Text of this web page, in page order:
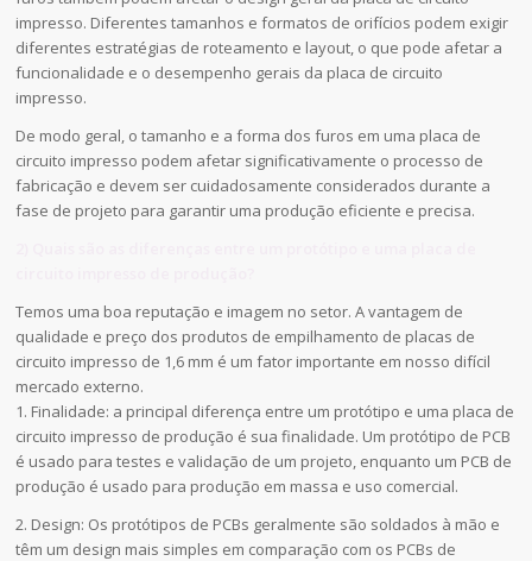
impresso. Diferentes tamanhos e formatos de orifícios podem exigir
diferentes estratégias de roteamento e layout, o que pode afetar a
funcionalidade e o desempenho gerais da placa de circuito
impresso.
De modo geral, o tamanho e a forma dos furos em uma placa de
circuito impresso podem afetar significativamente o processo de
fabricação e devem ser cuidadosamente considerados durante a
fase de projeto para garantir uma produção eficiente e precisa.
Temos uma boa reputação e imagem no setor. A vantagem de
qualidade e preço dos produtos de empilhamento de placas de
circuito impresso de 1,6 mm é um fator importante em nosso difícil
mercado externo.
1. Finalidade: a principal diferença entre um protótipo e uma placa de
circuito impresso de produção é sua finalidade. Um protótipo de PCB
é usado para testes e validação de um projeto, enquanto um PCB de
produção é usado para produção em massa e uso comercial.
2. Design: Os protótipos de PCBs geralmente são soldados à mão e
têm um design mais simples em comparação com os PCBs de